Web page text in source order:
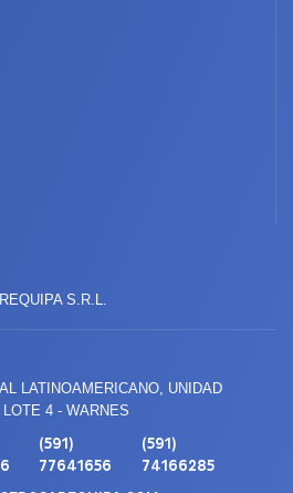
S.R.L.
LATINOAMERICANO, UNIDAD
4 - WARNES
(591)
77641656
(591)
74166285